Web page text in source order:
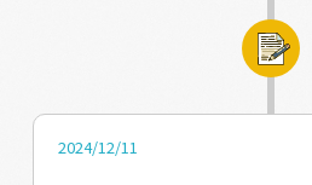
同我們重回長輩們認識野蓮
徑，重新踏入山林、潛入河
從野性的活動裡發覺地方文
除水藻；烏鰡會吃掉塘中的
郭魚則會捕食蟲及浮萍，以
時，便要在水乾之前將魚撈
2024/12/11